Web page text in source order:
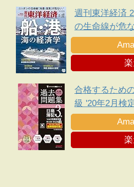
週刊東洋経済
の生命線が危
合格するため
級 '20年2月検